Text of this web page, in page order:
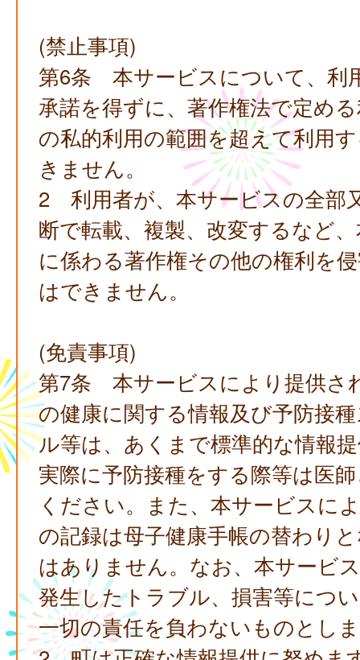
(禁止事項)
第6条 本サービスについて、利
承諾を得ずに、著作権法で定め
の私的利用の範囲を超えて利用
きません。
2 利用者が、本サービスの全部
断で転載、複製、改変するなど
に係わる著作権その他の権利を
はできません。
(免責事項)
第7条 本サービスにより提供さ
の健康に関する情報及び予防接
ル等は、あくまで標準的な情報
実際に予防接種をする際等は医
ください。また、本サービスに
の記録は母子健康手帳の替わり
はありません。なお、本サービ
発生したトラブル、損害等につ
一切の責任を負わないものとし